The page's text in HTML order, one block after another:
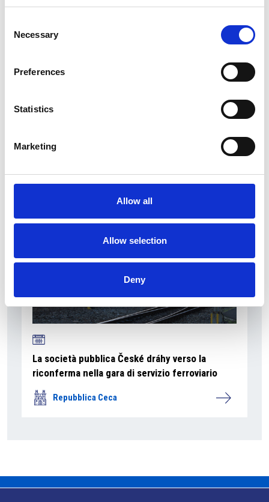
Selection
Necessary
Preferences
Statistics
Marketing
Allow all
Allow selection
Deny
La Škoda avvia la produzione del suo SUV Peaq
Repubblica Ceca
La società pubblica České dráhy verso la
riconferma nella gara di servizio ferroviario
Repubblica Ceca